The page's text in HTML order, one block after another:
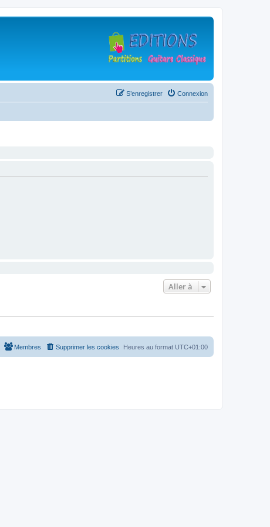
Connexion
S’enregistrer
Aller à
Heures au format UTC+01:00
Supprimer les cookies
Membres